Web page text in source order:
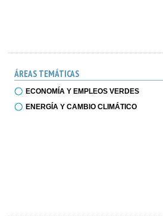
ÁREAS TEMÁTICAS
ECONOMÍA Y EMPLEOS VERDES
ENERGÍA Y CAMBIO CLIMÁTICO